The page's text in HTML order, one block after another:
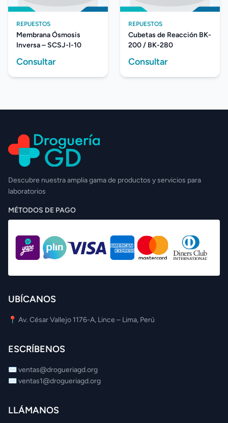
REPUESTOS
Membrana Ósmosis
Inversa – SCSJ-I-10
Consultar
REPUESTOS
Cubetas de Reacción BK-
200 / BK-280
Consultar
Descubre nuestra amplia gama de productos y servicios para
laboratorios
MÉTODOS DE PAGO
UBÍCANOS
📍 Av. César Vallejo 1176-A, Lince – Lima, Perú
ESCRÍBENOS
✉️ventas@drogueriagd.org
✉️ventas1@drogueriagd.org
LLÁMANOS